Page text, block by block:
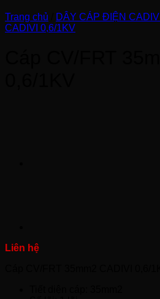
Trang chủ DÂY CÁP ĐIỆN CADIVI
CADIVI 0,6/1KV